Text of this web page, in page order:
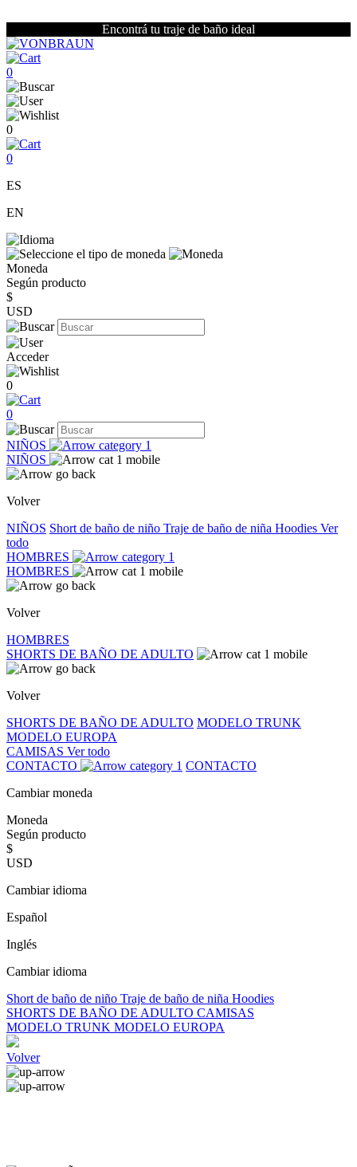
Encontrá tu traje de baño ideal
0
0
0
ES
EN
Moneda
Según producto
$
USD
Acceder
0
0
NIÑOS
NIÑOS
Volver
NIÑOS Short de baño de niño Traje de baño de niña Hoodies Ver
todo
HOMBRES
HOMBRES
Volver
HOMBRES
SHORTS DE BAÑO DE ADULTO
Volver
SHORTS DE BAÑO DE ADULTO MODELO TRUNK
MODELO EUROPA
CAMISAS Ver todo
CONTACTO
CONTACTO
Cambiar moneda
Moneda
Según producto
$
USD
Cambiar idioma
Español
Inglés
Cambiar idioma
Short de baño de niño Traje de baño de niña Hoodies
SHORTS DE BAÑO DE ADULTO CAMISAS
MODELO TRUNK MODELO EUROPA
Volver